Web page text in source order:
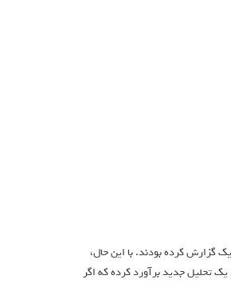
گزارش کرده بودند. با این حال،
تحلیل جدید برآورد کرده که اگر